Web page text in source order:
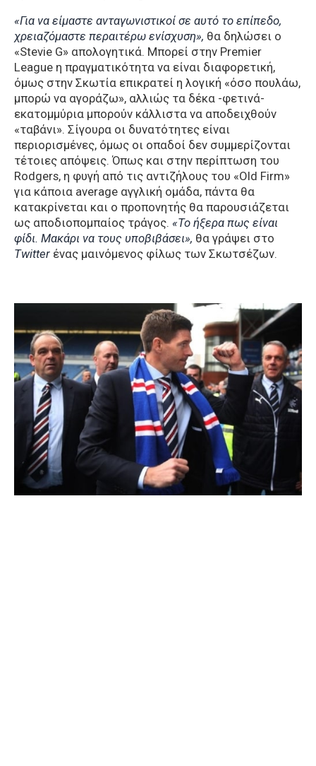
«Για να είμαστε ανταγωνιστικοί σε αυτό το επίπεδο,
χρειαζόμαστε περαιτέρω ενίσχυση», θα δηλώσει ο
«Stevie G» απολογητικά. Μπορεί στην Premier
League η πραγματικότητα να είναι διαφορετική,
όμως στην Σκωτία επικρατεί η λογική «όσο πουλάω,
μπορώ να αγοράζω», αλλιώς τα δέκα -φετινά-
εκατομμύρια μπορούν κάλλιστα να αποδειχθούν
«ταβάνι». Σίγουρα οι δυνατότητες είναι
περιορισμένες, όμως οι οπαδοί δεν συμμερίζονται
τέτοιες απόψεις. Όπως και στην περίπτωση του
Rodgers, η φυγή από τις αντιζήλους του «Old Firm»
για κάποια average αγγλική ομάδα, πάντα θα
κατακρίνεται και ο προπονητής θα παρουσιάζεται
ως αποδιοπομπαίος τράγος. «Το ήξερα πως είναι
φίδι. Μακάρι να τους υποβιβάσει», θα γράψει στο
Twitter ένας μαινόμενος φίλως των Σκωτσέζων.